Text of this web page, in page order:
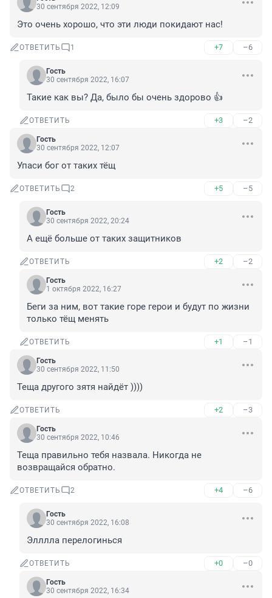
30 сентября 2022, 12:09
Это очень хорошо, что эти люди покидают нас!
ОТВЕТИТЬ 1 +7 –6
Гость
30 сентября 2022, 16:07
Такие как вы? Да, было бы очень здорово 👍
ОТВЕТИТЬ +3 –2
Гость
30 сентября 2022, 12:07
Упаси бог от таких тёщ
ОТВЕТИТЬ 2 +5 –5
Гость
30 сентября 2022, 20:24
А ещё больше от таких защитников
ОТВЕТИТЬ +2 –2
Гость
1 октября 2022, 16:27
Беги за ним, вот такие горе герои и будут по жизни
только тёщ менять
ОТВЕТИТЬ +1 –1
Гость
30 сентября 2022, 11:50
Теща другого зятя найдёт ))))
ОТВЕТИТЬ +2 –3
Гость
30 сентября 2022, 10:46
Теща правильно тебя назвала. Никогда не
возвращайся обратно.
ОТВЕТИТЬ 2 +4 –6
Гость
30 сентября 2022, 16:08
Элллла перелогинься
ОТВЕТИТЬ +0 –0
Гость
30 сентября 2022, 16:34